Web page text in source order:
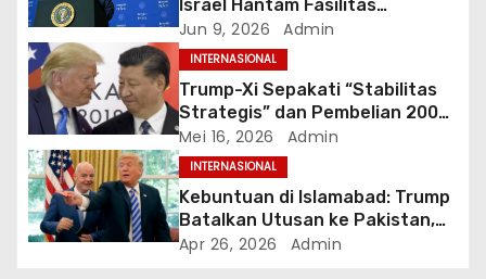
s
Israel Hantam Fasilitas
Petrokimia Iran di Hari ke-100
Perang
Jun 9, 2026 Admin
INTERNASIONAL
Trump-Xi Sepakati “Stabilitas
Strategis” dan Pembelian 200
Pesawat Boeing dalam
Kunjungan Bersejarah di Beijing
Mei 16, 2026 Admin
INTERNASIONAL
Kebuntuan di Islamabad: Trump
Batalkan Utusan ke Pakistan,
Klaim Terima Proposal Baru dari
Apr 26, 2026 Admin